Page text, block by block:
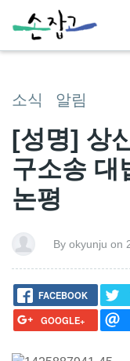
소식 알림
[성명] 상
구소송 대
논평
By okyunju on
FACEBOOK
GOOGLE+